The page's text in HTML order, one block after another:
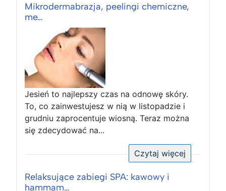
Mikrodermabrazja, peelingi chemiczne,
me…
Jesień to najlepszy czas na odnowę skóry.
To, co zainwestujesz w nią w listopadzie i
grudniu zaprocentuje wiosną. Teraz można
się zdecydować na...
Czytaj więcej
Relaksujące zabiegi SPA: kawowy i
hammam…